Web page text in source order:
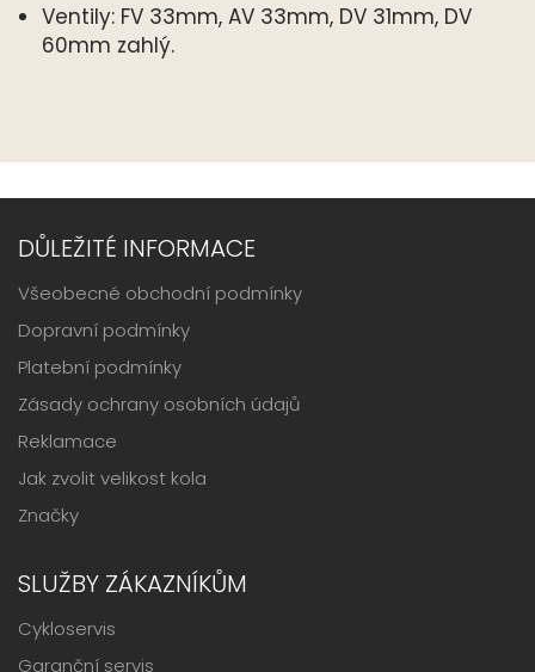
Ventily: FV 33mm, AV 33mm, DV 31mm, DV
60mm zahlý.
DŮLEŽITÉ INFORMACE
Všeobecné obchodní podmínky
Dopravní podmínky
Platební podmínky
Zásady ochrany osobních údajů
Reklamace
Jak zvolit velikost kola
Značky
SLUŽBY ZÁKAZNÍKŮM
Cykloservis
Garanční servis